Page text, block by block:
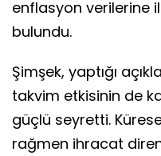
enflasyon verilerine
bulundu.
Şimşek, yaptığı
takvim etkisinin de
güçlü seyretti.
rağmen ihracat